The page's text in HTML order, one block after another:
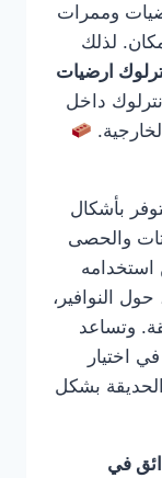
وممرات
لذلك
ارضيات
داخل
بأشكال
والحصى
استخدامه
النوافير،
وتساعد
في اختيار
بشكل
في